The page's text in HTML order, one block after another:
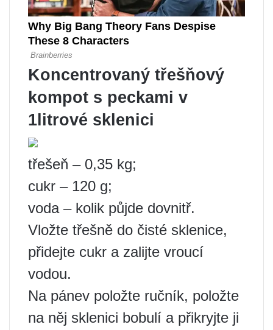
Koncentrovaný třešňový
kompot s peckami v
1litrové sklenici
třešeň – 0,35 kg;
cukr – 120 g;
voda – kolik půjde dovnitř.
Vložte třešně do čisté sklenice,
přidejte cukr a zalijte vroucí
vodou.
Na pánev položte ručník, položte
na něj sklenici bobulí a přikryjte ji